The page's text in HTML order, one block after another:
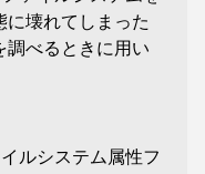
に壊れてしまった
調べるときに用い
ルシステム属性フ